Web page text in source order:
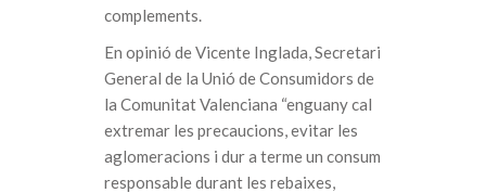
complements.
En opinió de Vicente Inglada, Secretari
General de la Unió de Consumidors de
la Comunitat Valenciana “enguany cal
extremar les precaucions, evitar les
aglomeracions i dur a terme un consum
responsable durant les rebaixes,